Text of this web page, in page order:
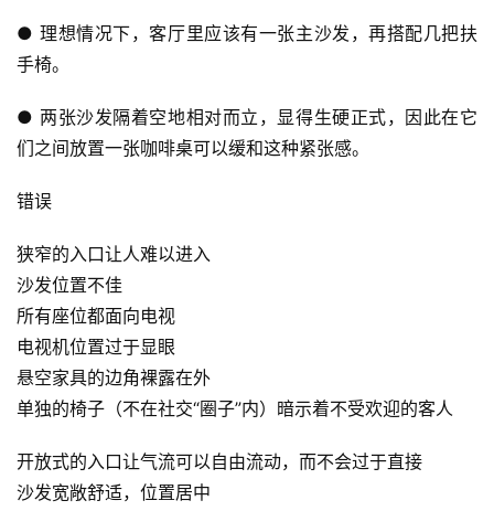
● 理想情况下，客厅里应该有一张主沙发，再搭配几把扶
手椅。
● 两张沙发隔着空地相对而立，显得生硬正式，因此在它
们之间放置一张咖啡桌可以缓和这种紧张感。
错误
狭窄的入口让人难以进入
沙发位置不佳
所有座位都面向电视
电视机位置过于显眼
悬空家具的边角裸露在外
单独的椅子（不在社交“圈子”内）暗示着不受欢迎的客人
开放式的入口让气流可以自由流动，而不会过于直接
沙发宽敞舒适，位置居中